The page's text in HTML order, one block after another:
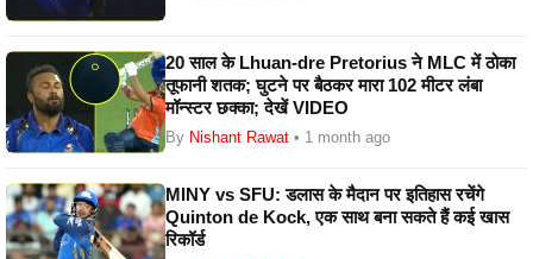
20 साल के Lhuan-dre Pretorius ने MLC में ठोका
तूफानी शतक; घुटने पर बैठकर मारा 102 मीटर लंबा
मॉन्स्टर छक्का; देखें VIDEO
By Nishant Rawat • 1 month ago
MINY vs SFU: डलास के मैदान पर इतिहास रचेंगे
Quinton de Kock, एक साथ बना सकते हैं कई खास
रिकॉर्ड